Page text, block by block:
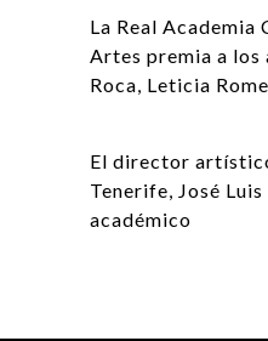
La Real Academia
Artes premia a
Roca, Leticia
El director
Tenerife, José
académico